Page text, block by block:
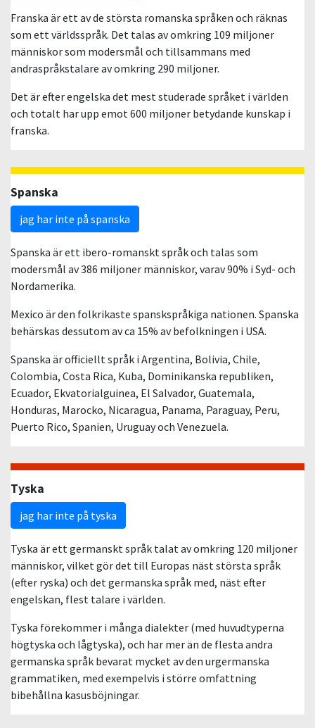
Franska är ett av de största romanska språken och räknas
som ett världsspråk. Det talas av omkring 109 miljoner
människor som modersmål och tillsammans med
andraspråkstalare av omkring 290 miljoner.
Det är efter engelska det mest studerade språket i världen
och totalt har upp emot 600 miljoner betydande kunskap i
franska.
Spanska
jag har inte på spanska
Spanska är ett ibero-romanskt språk och talas som
modersmål av 386 miljoner människor, varav 90% i Syd- och
Nordamerika.
Mexico är den folkrikaste spanskspråkiga nationen. Spanska
behärskas dessutom av ca 15% av befolkningen i USA.
Spanska är officiellt språk i Argentina, Bolivia, Chile,
Colombia, Costa Rica, Kuba, Dominikanska republiken,
Ecuador, Ekvatorialguinea, El Salvador, Guatemala,
Honduras, Marocko, Nicaragua, Panama, Paraguay, Peru,
Puerto Rico, Spanien, Uruguay och Venezuela.
Tyska
jag har inte på tyska
Tyska är ett germanskt språk talat av omkring 120 miljoner
människor, vilket gör det till Europas näst största språk
(efter ryska) och det germanska språk med, näst efter
engelskan, flest talare i världen.
Tyska förekommer i många dialekter (med huvudtyperna
högtyska och lågtyska), och har mer än de flesta andra
germanska språk bevarat mycket av den urgermanska
grammatiken, med exempelvis i större omfattning
bibehållna kasusböjningar.